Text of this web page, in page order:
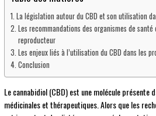
La législation autour du CBD et son utilisation
Les recommandations des organismes de
reproducteur
Les enjeux liés à l’utilisation du CBD dans les
Conclusion
Le cannabidiol (CBD) est une molécule
médicinales et thérapeutiques. Alors que les